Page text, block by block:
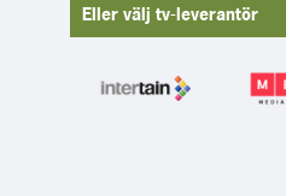
Eller välj tv-leverantör